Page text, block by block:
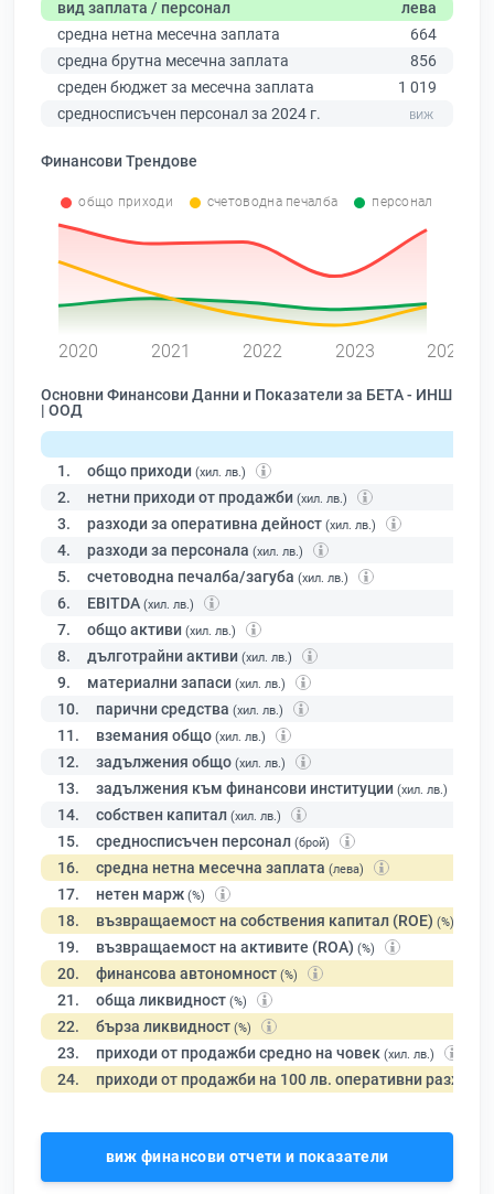
вид заплата / персонал
лева
средна нетна месечна заплата
664
средна брутна месечна заплата
856
среден бюджет за месечна заплата
1 019
средносписъчен персонал за 2024 г.
Финансови Трендове
общо приходи счетоводна печалба персонал
2020 2021 2022 2023 2024
Основни Финансови Данни и Показатели за БЕТА - ИНШ
| ООД
1. общо приходи (хил. лв.)
2. нетни приходи от продажби (хил. лв.)
3. разходи за оперативна дейност (хил. лв.)
4. разходи за персонала (хил. лв.)
5. счетоводна печалба/загуба (хил. лв.)
6. EBITDA (хил. лв.)
7. общо активи (хил. лв.)
8. дълготрайни активи (хил. лв.)
9. материални запаси (хил. лв.)
10. парични средства (хил. лв.)
11. вземания общо (хил. лв.)
12. задължения общо (хил. лв.)
13. задължения към финансови институции (хил. лв.)
14. собствен капитал (хил. лв.)
15. средносписъчен персонал (брой)
16. средна нетна месечна заплата (лева)
17. нетен марж (%)
18. възвращаемост на собствения капитал (ROE) (%)
19. възвращаемост на активите (ROA) (%)
20. финансова автономност (%)
21. обща ликвидност (%)
22. бърза ликвидност (%)
23. приходи от продажби средно на човек (хил. лв.)
24. приходи от продажби на 100 лв. оперативни разходи
виж финансови отчети и показатели